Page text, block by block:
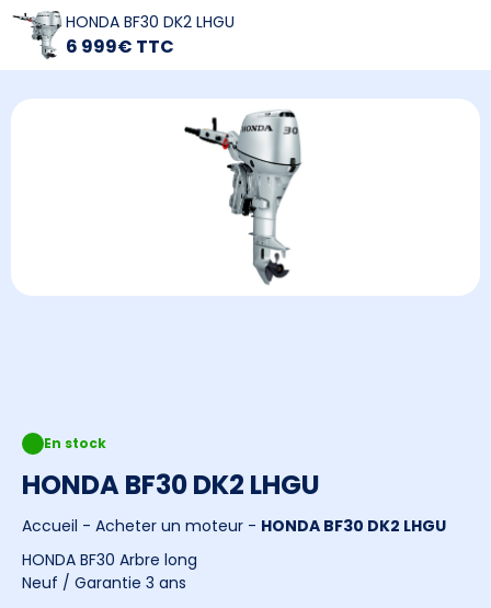
HONDA BF30 DK2 LHGU
6 999€ TTC
En stock
HONDA BF30 DK2 LHGU
Accueil - Acheter un moteur - HONDA BF30 DK2 LHGU
HONDA BF30 Arbre long
Neuf / Garantie 3 ans